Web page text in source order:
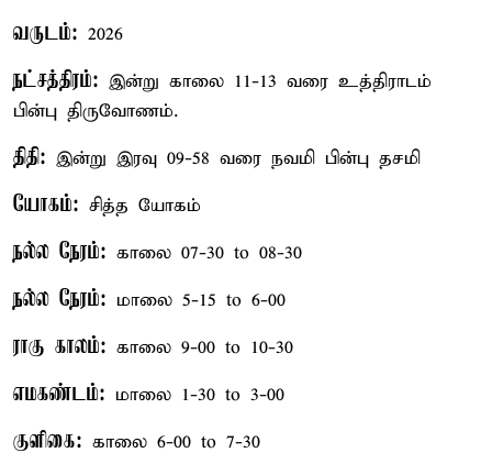
வருடம்: 2026
நட்சத்திரம்: இன்று காலை 11-13 வரை உத்திராடம்
பின்பு திருவோணம்.
திதி: இன்று இரவு 09-58 வரை நவமி பின்பு தசமி
யோகம்: சித்த யோகம்
நல்ல நேரம்: காலை 07-30 to 08-30
நல்ல நேரம்: மாலை 5-15 to 6-00
ராகு காலம்: காலை 9-00 to 10-30
எமகண்டம்: மாலை 1-30 to 3-00
குளிகை: காலை 6-00 to 7-30